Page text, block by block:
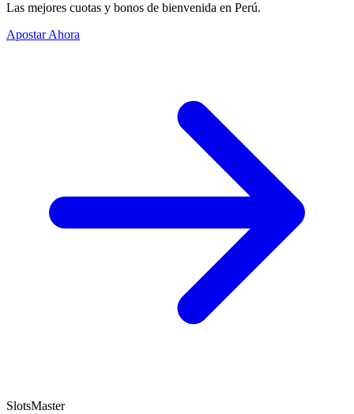
Las mejores cuotas y bonos de bienvenida en Perú.
Apostar Ahora
SlotsMaster